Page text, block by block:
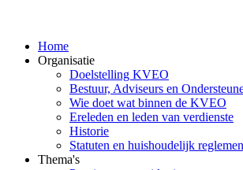
Home
Organisatie
Doelstelling KVEO
Bestuur, Adviseurs en
Wie doet wat binnen de KVEO
Ereleden en leden van verdienste
Historie
Statuten en huishoudelijk
Thema's